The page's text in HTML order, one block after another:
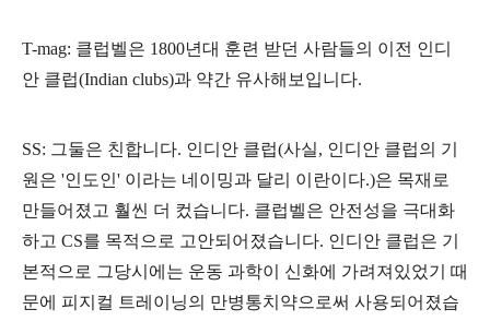
T-mag: 클럽벨은 1800년대 훈련 받던 사람들의 이전 인디
안 클럽(Indian clubs)과 약간 유사해보입니다.
SS: 그둘은 친합니다. 인디안 클럽(사실, 인디안 클럽의 기
원은 '인도인' 이라는 네이밍과 달리 이란이다.)은 목재로
만들어졌고 훨씬 더 컸습니다. 클럽벨은 안전성을 극대화
하고 CS를 목적으로 고안되어졌습니다. 인디안 클럽은 기
본적으로 그당시에는 운동 과학이 신화에 가려져있었기 때
문에 피지컬 트레이닝의 만병통치약으로써 사용되어졌습